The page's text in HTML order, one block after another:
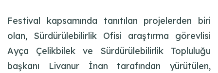
Festival kapsamında tanıtılan projelerden biri
olan, Sürdürülebilirlik Ofisi araştırma görevlisi
Ayça Çelikbilek ve Sürdürülebilirlik Topluluğu
başkanı Livanur İnan tarafından yürütülen,